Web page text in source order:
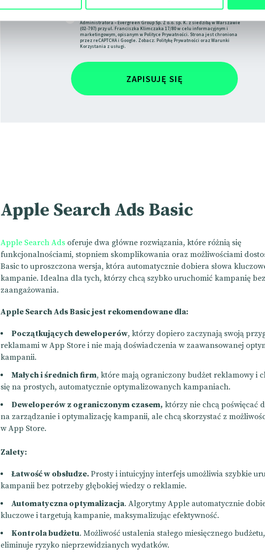
Administratora – Evergreen Group Sp. Z o.o. sp. K. z siedzibą w Warszawie
(02-797) przy ul. Franciszka Klimczaka 17/80 w celu informacyjnym i
marketingowym, opisanym w Polityce Prywatności. Strona jest chroniona
przez reCAPTCHA i Google. Zobacz: Politykę Prywatności orazWarunki
Korzystania z usługi.
ZAPISUJĘ SIĘ
Apple Search Ads Basic
Apple Search Ads oferuje dwa główne rozwiązania, które różnią się
funkcjonalnościami, stopniem skomplikowania oraz możliwościami
Basic to uproszczona wersja, która automatycznie dobiera słowa
kampanie. Idealna dla tych, którzy chcą szybko uruchomić kampanię
zaangażowania.
Apple Search Ads Basic jest rekomendowane dla:
Początkujących deweloperów, którzy dopiero zaczynają swoją
reklamami w App Store i nie mają doświadczenia w zaawansowanej
kampanii.
Małych i średnich firm, które mają ograniczony budżet reklamowy i
się na prostych, automatycznie optymalizowanych kampaniach.
Deweloperów z ograniczonym czasem, którzy nie chcą poświęcać
na zarządzanie i optymalizację kampanii, ale chcą skorzystać z
w App Store.
Zalety:
Łatwość w obsłudze. Prosty i intuicyjny interfejs umożliwia szybkie
kampanii bez potrzeby głębokiej wiedzy o reklamie.
Automatyczna optymalizacja. Algorytmy Apple automatycznie
kluczowe i targetują kampanie, maksymalizując efektywność.
Kontrola budżetu. Możliwość ustalenia stałego miesięcznego
eliminuje ryzyko nieprzewidzianych wydatków.